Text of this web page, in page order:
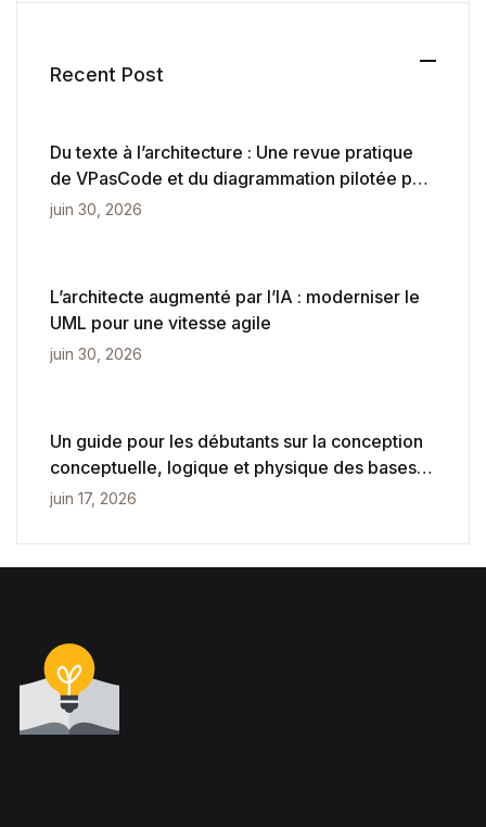
Recent Post
Du texte à l’architecture : Une revue pratique
de VPasCode et du diagrammation pilotée par
l’IA
juin 30, 2026
L’architecte augmenté par l’IA : moderniser le
UML pour une vitesse agile
juin 30, 2026
Un guide pour les débutants sur la conception
conceptuelle, logique et physique des bases
de données
juin 17, 2026